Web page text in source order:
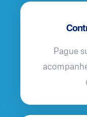
Pague